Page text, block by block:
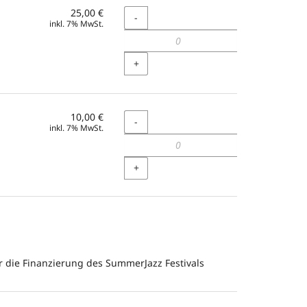
25,00 €
inkl. 7% MwSt. Menge
-
+
10,00 €
inkl. 7% MwSt. Menge
-
+
Finanzierung des SummerJazz Festivals